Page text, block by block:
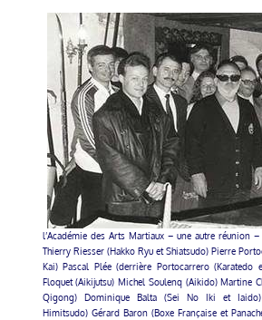
l’Académie des Arts Martiaux – une autre réunion
Thierry Riesser (Hakko Ryu et Shiatsudo) Pierre
Kai) Pascal Plée (derrière Portocarrero (Karatedo
Floquet (Aikijutsu) Michel Soulenq (Aikido) Martine
Qigong) Dominique Balta (Sei No Iki et Iaido)
Himitsudo) Gérard Baron (Boxe Française et